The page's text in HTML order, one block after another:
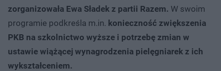
zorganizowała Ewa Sładek z partii Razem. W swoim
programie podkreśla m.in. konieczność zwiększenia
PKB na szkolnictwo wyższe i potrzebę zmian w
ustawie wiążącej wynagrodzenia pielęgniarek z ich
wykształceniem.